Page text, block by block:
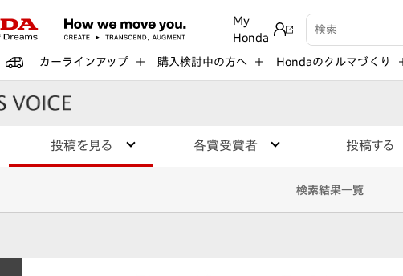
My
Honda
検索キーワード入力
カーラインアップ 購入検討中の方へ Hondaのクルマづくり
投稿を見る 各賞受賞者 投稿する
検索結果一覧